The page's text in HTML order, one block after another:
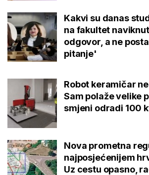
Kakvi su danas
na fakultet
odgovor, a ne
pitanje'
Robot keramičar
Sam polaže velike
smjeni odradi 100
Nova prometna
najposjećenijem
Uz cestu opasno,